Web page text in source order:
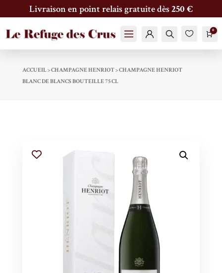
Livraison en point relais gratuite dès250 €
Compte Trouver
 0
ACCUEIL>CHAMPAGNE HENRIOT​>CHAMPAGNE HENRIOT
BLANC DE BLANCS BOUTEILLE 75 CL